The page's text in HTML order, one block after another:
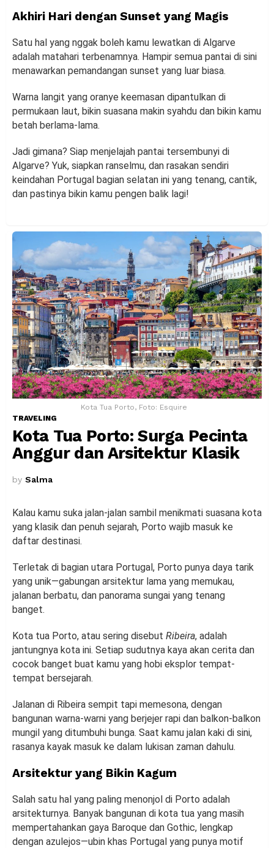
Akhiri Hari dengan Sunset yang Magis
Satu hal yang nggak boleh kamu lewatkan di Algarve
adalah matahari terbenamnya. Hampir semua pantai di sini
menawarkan pemandangan sunset yang luar biasa.
Warna langit yang oranye keemasan dipantulkan di
permukaan laut, bikin suasana makin syahdu dan bikin kamu
betah berlama-lama.
Jadi gimana? Siap menjelajah pantai tersembunyi di
Algarve? Yuk, siapkan ranselmu, dan rasakan sendiri
keindahan Portugal bagian selatan ini yang tenang, cantik,
dan pastinya bikin kamu pengen balik lagi!
Kota Tua Porto, Foto: Esquire
TRAVELING
Kota Tua Porto: Surga Pecinta
Anggur dan Arsitektur Klasik
by Salma
Kalau kamu suka jalan-jalan sambil menikmati suasana kota
yang klasik dan penuh sejarah, Porto wajib masuk ke
daftar destinasi.
Terletak di bagian utara Portugal, Porto punya daya tarik
yang unik—gabungan arsitektur lama yang memukau,
jalanan berbatu, dan panorama sungai yang tenang
banget.
Kota tua Porto, atau sering disebut Ribeira, adalah
jantungnya kota ini. Setiap sudutnya kaya akan cerita dan
cocok banget buat kamu yang hobi eksplor tempat-
tempat bersejarah.
Jalanan di Ribeira sempit tapi memesona, dengan
bangunan warna-warni yang berjejer rapi dan balkon-balkon
mungil yang ditumbuhi bunga. Saat kamu jalan kaki di sini,
rasanya kayak masuk ke dalam lukisan zaman dahulu.
Arsitektur yang Bikin Kagum
Salah satu hal yang paling menonjol di Porto adalah
arsitekturnya. Banyak bangunan di kota tua yang masih
mempertahankan gaya Baroque dan Gothic, lengkap
dengan azulejos—ubin khas Portugal yang punya motif